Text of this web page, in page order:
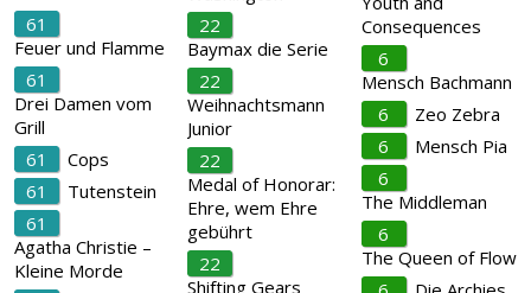
61
Feuer und Flamme
61
Drei Damen vom
Grill
61
Cops
61
Tutenstein
61
Agatha Christie –
Kleine Morde
22
Baymax die Serie
22
Weihnachtsmann
Junior
22
Medal of Honorar:
Ehre, wem Ehre
gebührt
22
Shifting Gears
Consequences
6
Mensch Bachmann
6
Zeo Zebra
6
Mensch Pia
6
The Middleman
6
The Queen of Flow